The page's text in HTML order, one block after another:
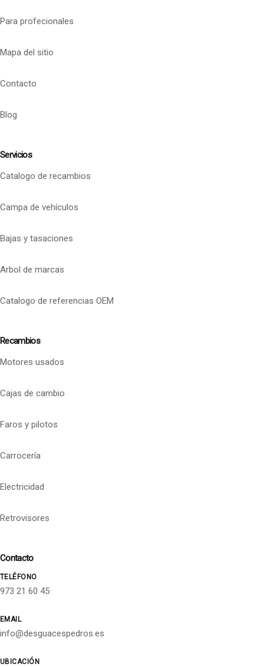
Para profecionales
Mapa del sitio
Contacto
Blog
Servicios
Catalogo de recambios
Campa de vehículos
Bajas y tasaciones
Arbol de marcas
Catalogo de referencias OEM
Recambios
Motores usados
Cajas de cambio
Faros y pilotos
Carrocería
Electricidad
Retrovisores
Contacto
TELÉFONO
973 21 60 45
EMAIL
info@desguacespedros.es
UBICACIÓN